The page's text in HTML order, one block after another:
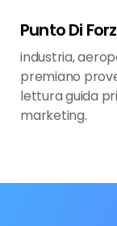
Punto Di
industria,
premiano
lettura guida
marketing.